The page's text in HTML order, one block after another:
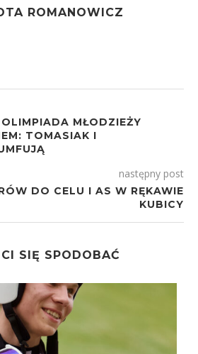
ROMANOWICZ
MŁODZIEŻY
TOMASIAK I
następny post
DO CELU I AS W RĘKAWIE
KUBICY
SIĘ SPODOBAĆ